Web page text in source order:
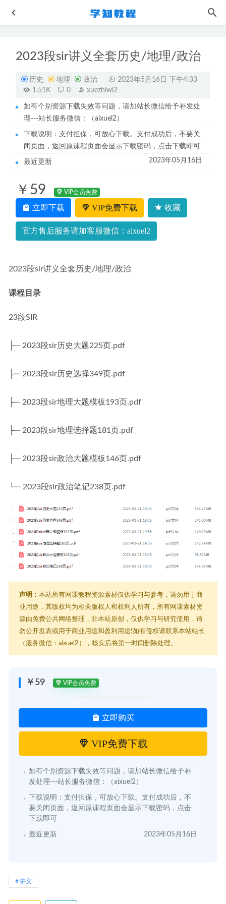
2023段sir讲义全套历史/地理/政治
历史 地理 政治
2023年5月16日 下午4:33
1.51K
0 xuezhiwl2
如有个别资源下载失效等问题，请加站长微信给予补发处
理---站长服务微信：（aixuel2）
下载说明：支付担保，可放心下载。支付成功后，不要关
闭页面，返回原课程页面会显示下载密码，点击下载即可
最近更新 2023年05月16日
￥59 VIP会员免费
立即下载 VIP免费下载 收藏
官方售后服务请加客服微信：aixuel2
2023段sir讲义全套历史/地理/政治
课程目录
23段SIR
├─ 2023段sir历史大题225页.pdf
├─ 2023段sir历史选择349页.pdf
├─ 2023段sir地理大题模板193页.pdf
├─ 2023段sir地理选择题181页.pdf
├─ 2023段sir政治大题模板146页.pdf
└─ 2023段sir政治笔记238页.pdf
声明： 本站所有网课教程资源素材仅供学习与参考，请勿用于商
业用途，其版权均为相关版权人和权利人所有，所有网课素材资
源由免费公共网络整理，非本站原创，仅供学习与研究使用，请
勿公开发表或用于商业用途和盈利用途!如有侵权请联系本站站长
（服务微信：aixuel2），核实后将第一时间删除处理。
￥59 VIP会员免费
立即购买
VIP免费下载
如有个别资源下载失效等问题，请加站长微信给予补
发处理---站长服务微信：（aixuel2）
下载说明：支付担保，可放心下载。支付成功后，不
要关闭页面，返回原课程页面会显示下载密码，点击
下载即可
最近更新 2023年05月16日
讲义
每天10分钟-台湾孔维勤教师和孩子聊《论语》
沪江德语教学视频零基础教学德语
2022-11-03
2022-11-19
+春季班）
2024-01-08
初中英语网课教程乐乐课堂初中英语视频教程 2022-09-26